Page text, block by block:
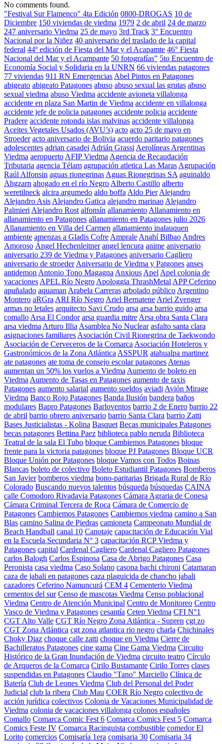
No comments found.
"Festival Sur Flamenco" 4ta Edición 0800-DROGAS 10 de
Diciembre 150 viviendas de viedma 1979 2 de abril 24 de marzo
247 aniversario Viedma 25 de mayo 3rd Track 3° Encuentro
Nacional por la Niñez 40 aniversario del traslado de la capital
federal 44º edición de Fiesta del Mar y el Acapamte 46° Fiesta
Nacional del Mar y el Acampante 50 fotografías” 5to Encuentro de
Economía Social y Solidaria en la UNRN 66 viviendas patagones
77 viviendas 911 RN Emergencias Abel Pintos en Patagones
abigeato abigeato Patagones abuso abuso sexual las grutas abuso
sexual viedma abuso Viedma accidente avioneta villalonga
accidente en plaza San Martin de Viedma accidente en villalonga
accidente jefe de policia patagones accidente policia accidente
Pradere accidente rotonda islas malvinas accidente villalonga
Aceites Vegetales Usados (AVU’s) acto acto 25 de mayo en
Stroeder acto aniversario de Bolivia acuerdo paritario patagones
adolescentes adrian casadei Adrián Grassi Aerolíneas Argentinas
Viedma aeropuerto AFIP Viedma Agencia de Recaudación
Tributaria agencia Télam agrupación atletica Las Maras Agrupación
Raúl Alfonsin aguas rionegrinas Aguas Rionegrinas SA aguinaldo
Ahgzarn ahogado en el río Negro Alberto Castillo alberto
weretilneck alcira argumedo aldo boffa Aldo Pier Alejandro
Alejandro Asis Alejandro Gatica alejandro marinao Alejandro
Palmieri Alejandro Rost alfonsín allanamiento Allanamiento en
allanamiento en Patagones allanamiento en Patagones julio 2026
Allanamiento en Villa del Carmen allanamiento inalauquen
ambiente amenzas a Gladis Cofre Amprale Anahí Bilbao Andres
Amoroso Ángel Hechenleitner angel lencura anime aniversario
aniversario 239 de Viedma y Patagones aniversario Cagliero
aniversario de stroeder Aniversario de Viedma y Patgones anses
antidemon Antonio Tono Magagna Anxious Apel Apel colonia de
vacaciones APEL Río Negro Apologgia ThrashMetal APP Ceferino
apuñalado aquaman Arabela Carreras arbolado público Argentino
Montero aRGra ARI Río Negro Ariel Bernatene Ariel Zvenger
armas no letales arquitecto Savi Crudo arsa arsa barrio guido arsa
comallo Arsa El Condor arsa guardia mitre Arsa obra Santa Clara
arsa viedma Arturo Illia Asamblea No Nuclear asfalto santa clara
asignaciones familiares Asociación Civil Rionegrina de Taekwondo
Asociación de Cerveceros de la Comarca Asociación Hoteleros y
Gastronómicos de la Zona Atlántica ASSPUR atahualpa martinez
ate patagones ate toma de consejo escolar patagones Atenas
aumentan un 50% los vuelos a Viedma Aumento de boleto en
Viedma Aumento de Tasas en Patagones aumento de taxis
Patagones aumento salarial aumento sueldos aviadi Avión Mirage
Viedma Banco Rojo Patagones Banda Ilusión bandera baños
modulares Bapro Patagones Barloventos barrio 2 de Enero barrio 22
de abril barrio obrero aniversario barrio Santa Clara barrio Zatti
Bases Justicialistas - Kolina Basquet Becas municipales Patagones
becas patagones Bettina Paez biblioteca pablo neruda Biblioteca
Teatral de la sala El Tubo bloque Cambiemos Patagones bloque
frente para la victoria patagones bloque PJ Patagones Bloque UCR
Bloque Unión por Patagones bloque Vamos con Todos Boinas
Blancas boleto de colectivo Boleto Estudiantil Patagones Bomberos
San Javier bomberos viedma bono-paritarias Brigada Rural de Río
Colorado Buscando nuevos talentos búsqueda búsquedas CAINA
calle Comodoro Rivadavia Patagones Cámara Agraria de Conesa
Cámara Criminal Tercera de Roca Cámara de Comercio de
Patagones Cambiemos Patagones Cambiemos viedma camino a San
Blas camino Salina de Piedras camioneta Campeonato Mundial de
Beach Handball canal 10 Canotaje capacitación de Educación Vial
en la Escuela Secundaria N° 3 capacitación RCP Viedma y
Patagones capital Cardenal Cagliero Cardenal Cagliero Patagones
carlos Balogh Carlos Espinosa Casa de Abrigo Patagones Casa
Peronista casa viedma Caso Solano casona bachi chironi Catamaran
caza de jabali en patagones caza plaguicida de chancho jabali
cazadores Ceferino Namuncurá CEM 4 Cementerio Viedma
cementos del sur Censo de mascotas Viedma Censo poblacional
Viedma Centro de Atención Municipal Centro de Monitoreo Centro
Vasco de Viedma y Patagones cesantía Cetep Viedma CFI N°1
CGT Alto Valle CGT Río Negro Zona Atlántica - Supren cgt zo
CGT Zona Atlántica cgt zona atlantica rio negro charla Chichinales
Choky Diaz choque calle zatti choque en Viedma Cierre de
Bachilleratos Patagones cine gama Cine Gama Viedma Circuito
Histórico de la Gran Inundación de Viedma circuito teatro Círculo
de Arqueros de la Comarca Cirilo Bustamante Cirilo Torres clases
suspendidas en Patagones Claudio "Tano" Marciello Clínica de
Batería Club de Leones Viedma Club del Personal del Poder
Judicial club la ribera Club Mau COER Río Negro colectivo de
acción jurídica colectivos Colonia de Vacaciones Municipalidad de
Viedma colonia de vacaciones villalonga colonos españoles
Comallo Comarca Comic Fest 6 Comarca Comics Fest 5 Comarca
Comics Feste IV Comarca Racinguista combustible comedor El
Lorito comercios Comisaría 1era comisaria 30 Comisaria 34